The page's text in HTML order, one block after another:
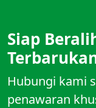
Siap
Hubungi kami
penawaran